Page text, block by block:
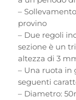
–
provino
– Due regoli
sezione è un
altezza di 3
– Una ruota in
seguenti
– Diametro: